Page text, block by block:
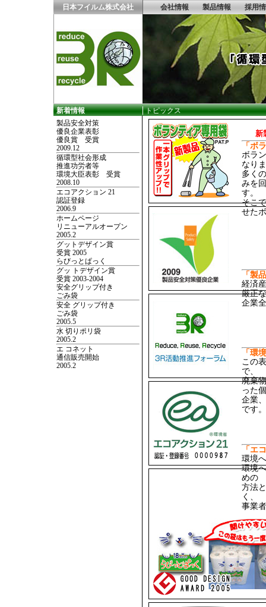
会社情報 製品情報 採用
日本フイルム株式会社
トピックス
新着情報
新
「ボ
ボラ
なり
多く
みを
す。
そこ
せた
「製
経済
厳正
企業
「環
この
で、
廃棄
った
企業
です。
「エ
環境
環境
めの
方法
く、
事業
製品安全対策
優良企業表彰
優良賞 受賞
2009.12
循環型社会形成
推進功労者等
環境大臣表彰 受賞
2008.10
エコアクション 21
認証登録
2006.9
ホームページ
リニューアルオープン
2005.2
グットデザイン賞
受賞 2005
らびっとぱっく
グッ トデザイン賞
受賞 2003-2004
安全グリップ付き
ごみ袋
安全 グリップ付き
ごみ袋
2005.5
水 切りポリ袋
2005.2
エ コネット
通信販売開始
2005.2